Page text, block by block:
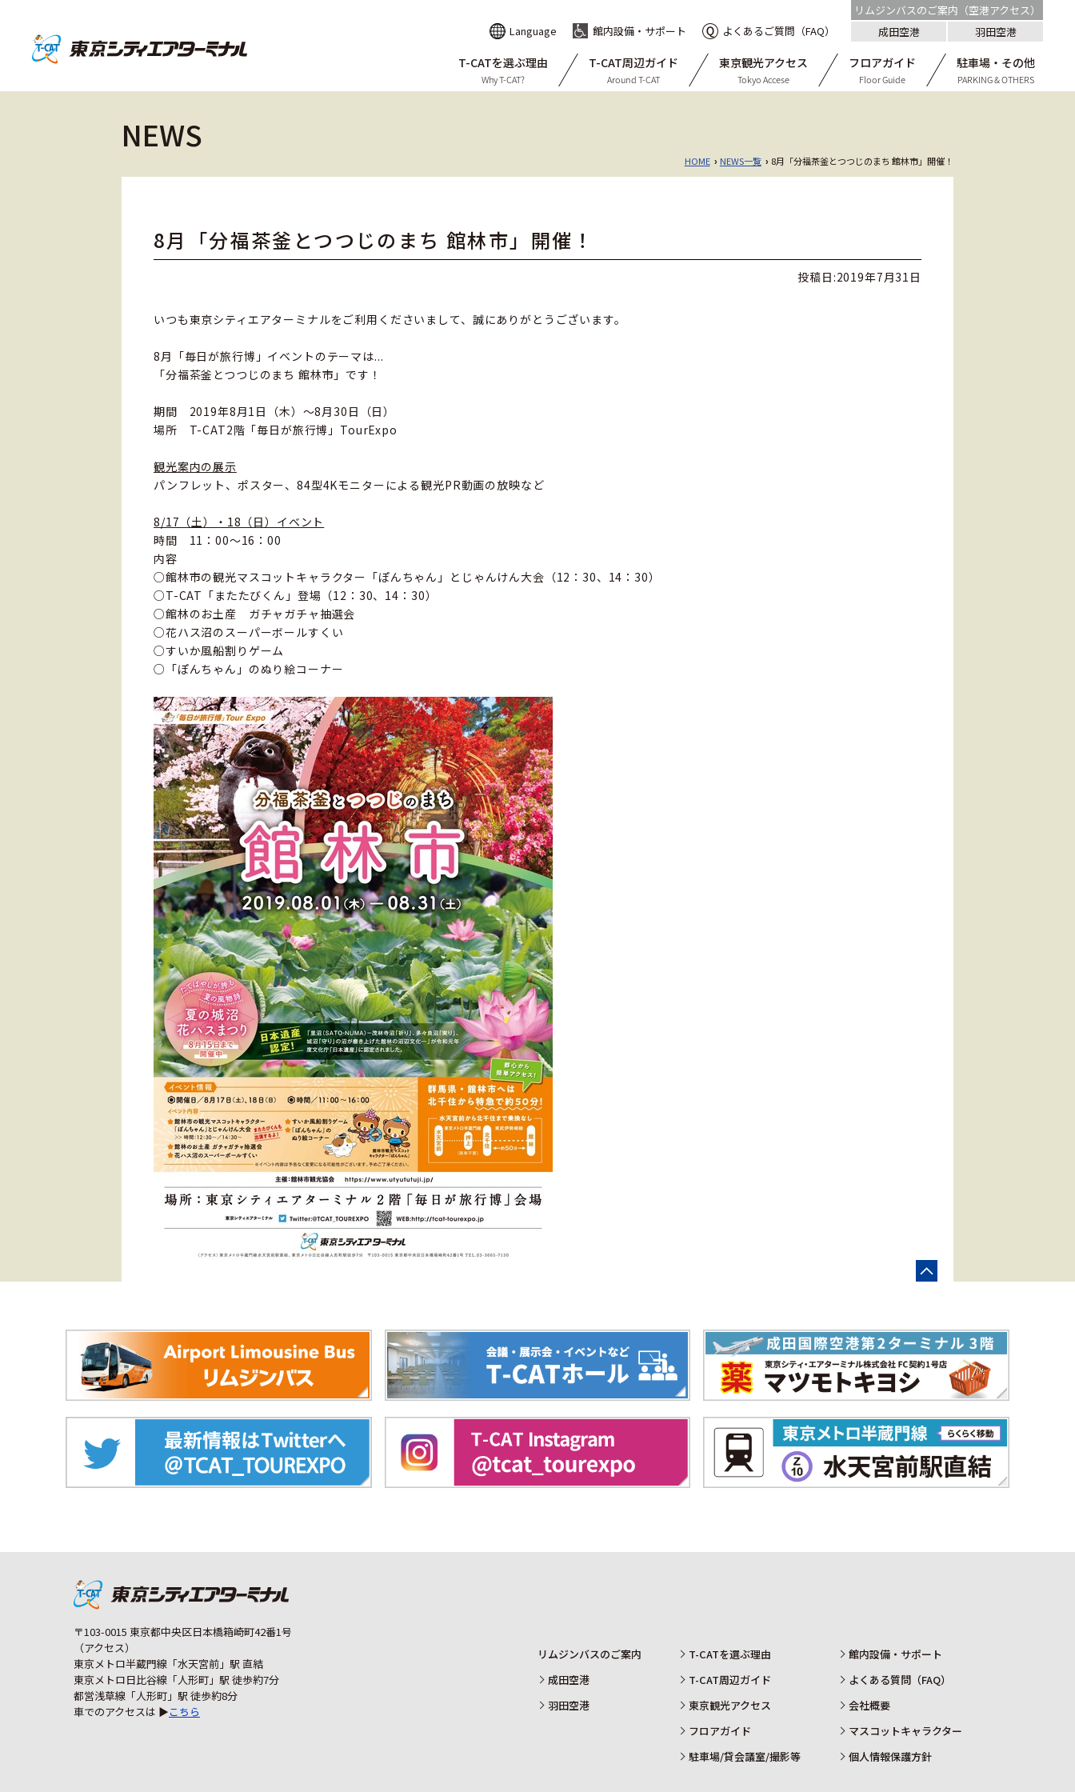
Language 館内設備・サポート よくあるご質問（FAQ）
リムジンバスのご案内（空港アクセス）
成田空港
羽田空港
T-CATを選ぶ理由
Why T-CAT?
T-CAT周辺ガイド
Around T-CAT
東京観光アクセス
Tokyo Accese
フロアガイド
Floor Guide
駐車場・その他
PARKING & OTHERS
NEWS
HOME › NEWS一覧 › 8月「分福茶釜とつつじのまち 館林市」開催！
8月「分福茶釜とつつじのまち 館林市」開催！
投稿日:2019年7月31日
いつも東京シティエアターミナルをご利用くださいまして、誠にありがとうございます。
8月「毎日が旅行博」イベントのテーマは...
「分福茶釜とつつじのまち 館林市」です！
期間 2019年8月1日（木）～8月30日（日）
場所 T-CAT2階「毎日が旅行博」TourExpo
観光案内の展示
パンフレット、ポスター、84型4Kモニターによる観光PR動画の放映など
8/17（土）・18（日）イベント
時間 11：00～16：00
内容
○館林市の観光マスコットキャラクター「ぽんちゃん」とじゃんけん大会（12：30、14：30）
○T-CAT「またたびくん」登場（12：30、14：30）
○館林のお土産 ガチャガチャ抽選会
○花ハス沼のスーパーボールすくい
○すいか風船割りゲーム
○「ぽんちゃん」のぬり絵コーナー
〒103-0015 東京都中央区日本橋箱崎町42番1号
（アクセス）
東京メトロ半蔵門線「水天宮前」駅 直結
東京メトロ日比谷線「人形町」駅 徒歩約7分
都営浅草線「人形町」駅 徒歩約8分
車でのアクセスは ▶こちら
リムジンバスのご案内
成田空港
羽田空港
T-CATを選ぶ理由
T-CAT周辺ガイド
東京観光アクセス
フロアガイド
駐車場/貸会議室/撮影等
館内設備・サポート
よくある質問（FAQ）
会社概要
マスコットキャラクター
個人情報保護方針